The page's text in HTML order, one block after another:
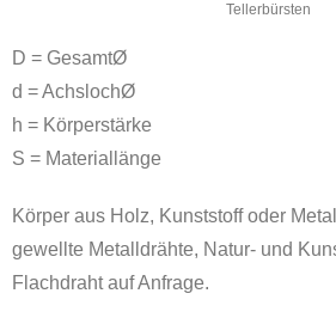
Tellerbürsten
D = GesamtØ
d = AchslochØ
h = Körperstärke
S = Materiallänge
Körper aus Holz, Kunststoff oder
gewellte Metalldrähte, Natur- und
Flachdraht auf Anfrage.